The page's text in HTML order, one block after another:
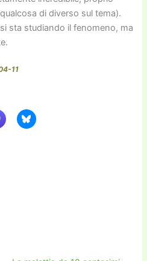
di diverso sul tema).
sta studiando il fenomeno, ma
11